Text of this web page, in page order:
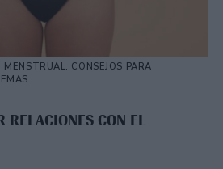
CONSEJOS PARA
RELACIONES CON EL